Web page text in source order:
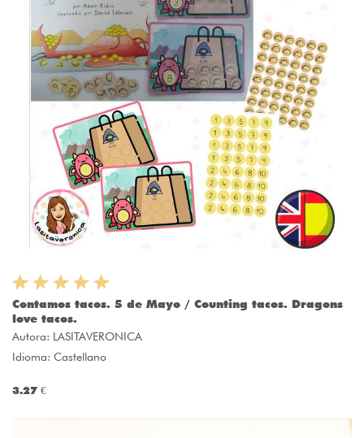
Contamos tacos. 5 de Mayo / Counting tacos. Dragons
love tacos.
Autora: LASITAVERONICA
Idioma: Castellano
3.27 €